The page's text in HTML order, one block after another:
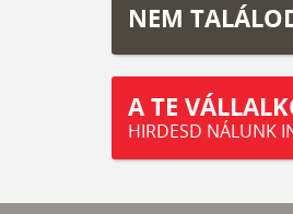
NEM
A TE
HIRDESD NÁLUNK